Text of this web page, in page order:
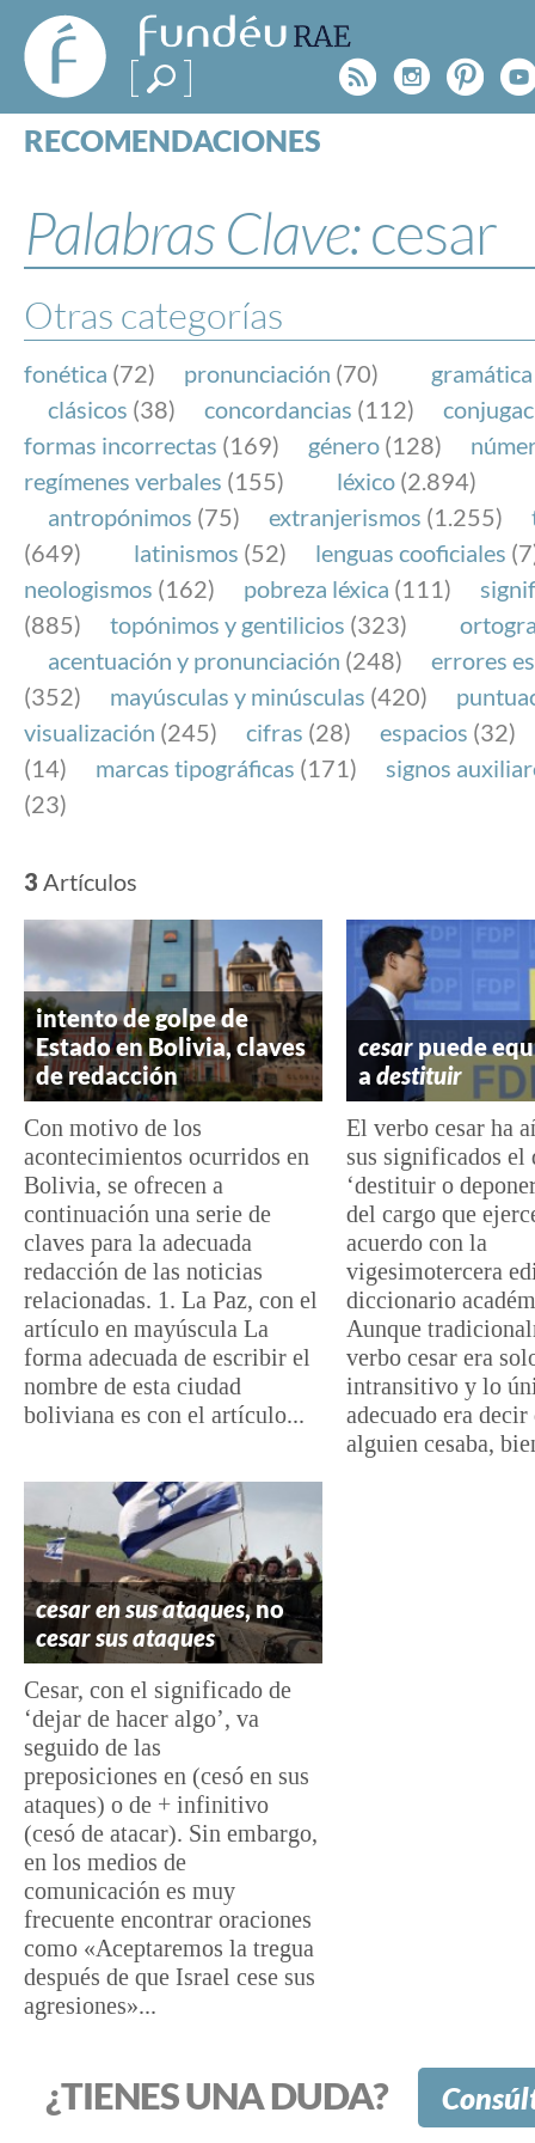
FundéuRAE
- Fundación
del Español
Urgente
Rss
RECOMENDACIONES
ESPECIALES
BLOG
NOTICIAS
SOBRE LA FUNDÉURAE
FundéuRAE es una fundación patrocinada por la
y la Real Academia Española, cuyo objetivo es
el buen uso del español en los medios de
Internet.
Palabras Clave:cesar
Otras categorías
fonética (72) pronunciación (70) gramática
clásicos (38) concordancias (112)
formas incorrectas (169) género (128)
regímenes verbales (155) léxico (2.894)
antropónimos (75) extranjerismos (1.255)
(649)
latinismos (52) lenguas cooficiales
neologismos (162) pobreza léxica (111)
(885)
topónimos y gentilicios (323)
acentuación y pronunciación (248)
errores
(352)
mayúsculas y minúsculas (420)
visualización (245) cifras (28) espacios (32)
(14)
marcas tipográficas (171)
signos
(23)
3 Artículos
intento de golpe de
Estado en Bolivia, claves
de redacción
Con motivo de los
acontecimientos ocurridos en
Bolivia, se ofrecen a
continuación una serie de
claves para la adecuada
redacción de las noticias
relacionadas. 1. La Paz, con el
artículo en mayúscula La
forma adecuada de escribir el
nombre de esta ciudad
boliviana es con el artículo...
cesar puede
a destituir
El verbo cesar ha
sus significados el
‘destituir o
del cargo que
acuerdo con la
vigesimotercera
diccionario
Aunque
verbo cesar era
intransitivo y lo
adecuado era decir
alguien cesaba,
cesar en sus ataques, no
cesar sus ataques
Cesar, con el significado de
‘dejar de hacer algo’, va
seguido de las
preposiciones en (cesó en sus
ataques) o de + infinitivo
(cesó de atacar). Sin embargo,
en los medios de
comunicación es muy
frecuente encontrar oraciones
como «Aceptaremos la tregua
después de que Israel cese sus
agresiones»...
¿TIENES UNA DUDA?